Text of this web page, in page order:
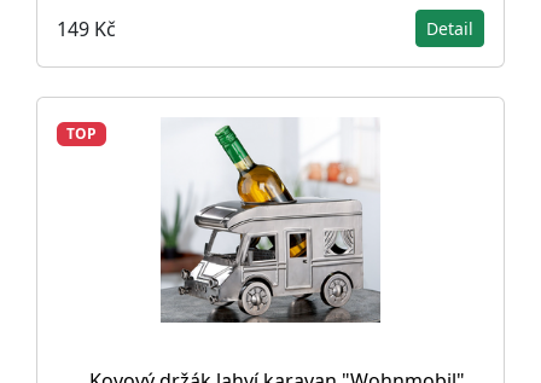
149 Kč Detail
TOP